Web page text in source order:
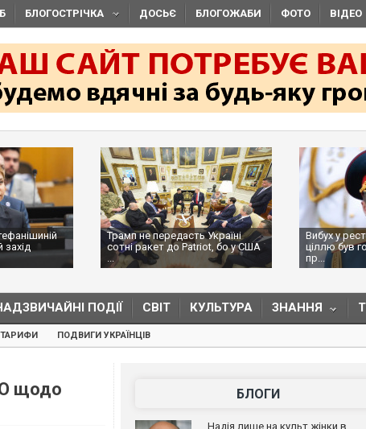
БЛОГОСТРІЧКА ДОСЬЄ БЛОГОЖАБИ ФОТО ВІДЕО
захід
Трамп не передасть Україні
сотні ракет до Patriot, бо у США
...
Вибух у
ціллю був
пр...
ПОДІЇ СВІТ КУЛЬТУРА ЗНАННЯ
ТАРИФИ ПОДВИГИ УКРАЇНЦІВ
щодо
БЛОГИ
Надія лише на культ жінки в